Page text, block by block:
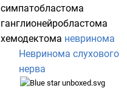
симпатобластома
ганглионейробластома
хемодектома невринома
Невринома слухового
нерва